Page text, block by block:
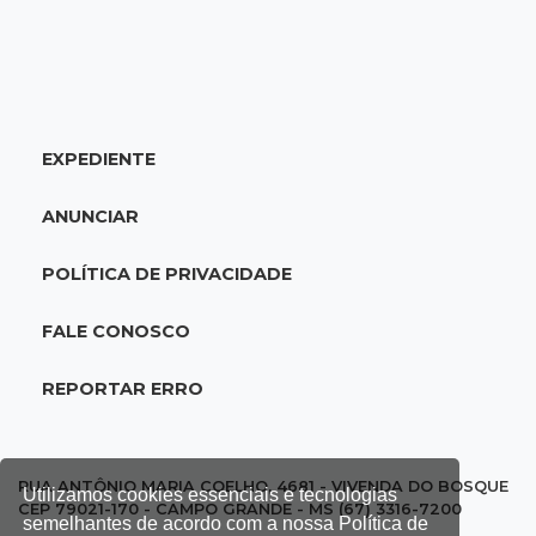
Utilizamos cookies essenciais e tecnologias
semelhantes de acordo com a nossa Política de
10:33Licenciamento ambiental
licenciamento de rodovias da Rota da
Juventude AG vai para futsal de Portugal
Morte no trânsito e casamento de bisavó são
destaques da semana
EXPEDIENTE
ANUNCIAR
POLÍTICA DE PRIVACIDADE
FALE CONOSCO
REPORTAR ERRO
RUA ANTÔNIO MARIA COELHO, 4681 - VIVENDA DO BOSQUE
CEP 79021-170 - CAMPO GRANDE - MS (67) 3316-7200